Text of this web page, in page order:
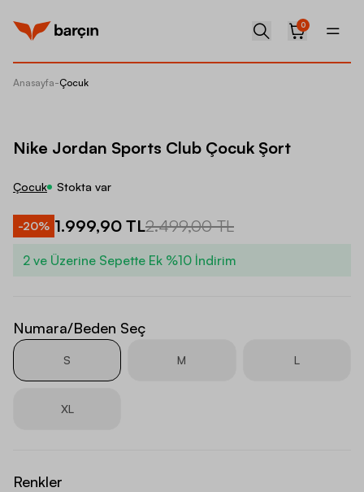
0
Anasayfa-Çocuk
Nike Jordan Sports Club Çocuk Şort
Çocuk Stokta var
-20% 1.999,90 TL2.499,00 TL
2 ve Üzerine Sepette Ek %10 İndirim
Numara/Beden Seç
S M L
XL
Renkler